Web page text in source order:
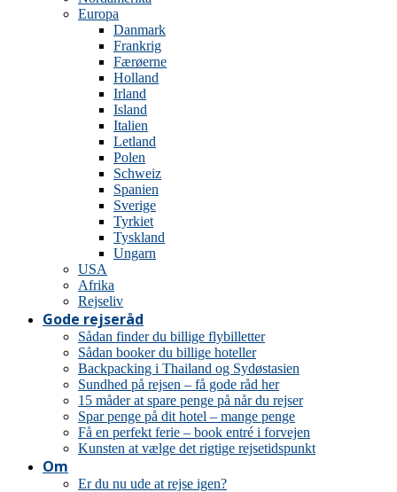
Europa
Danmark
Frankrig
Færøerne
Holland
Irland
Island
Italien
Letland
Polen
Schweiz
Spanien
Sverige
Tyrkiet
Tyskland
Ungarn
USA
Afrika
Rejseliv
Gode rejseråd
Sådan finder du billige flybilletter
Sådan booker du billige hoteller
Backpacking i Thailand og Sydøstasien
Sundhed på rejsen – få gode råd her
15 måder at spare penge på når du rejser
Spar penge på dit hotel – mange penge
Få en perfekt ferie – book entré i forvejen
Kunsten at vælge det rigtige rejsetidspunkt
Om
Er du nu ude at rejse igen?